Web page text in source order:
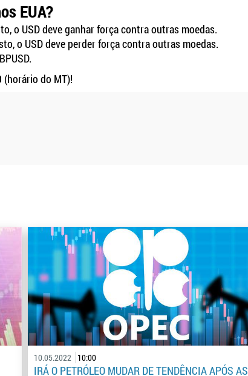
EUA?
o USD deve ganhar força contra outras moedas.
o USD deve perder força contra outras moedas.
(horário do MT)!
10.05.2022 10:00
IRÁ O PETRÓLEO MUDAR DE TENDÊNCIA APÓS AS